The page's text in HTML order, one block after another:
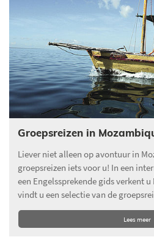
Groepsreizen in
Liever niet alleen op avontuur in
groepsreizen iets voor u! In een
een Engelssprekende gids verkent
vindt u een selectie van de
Lees meer